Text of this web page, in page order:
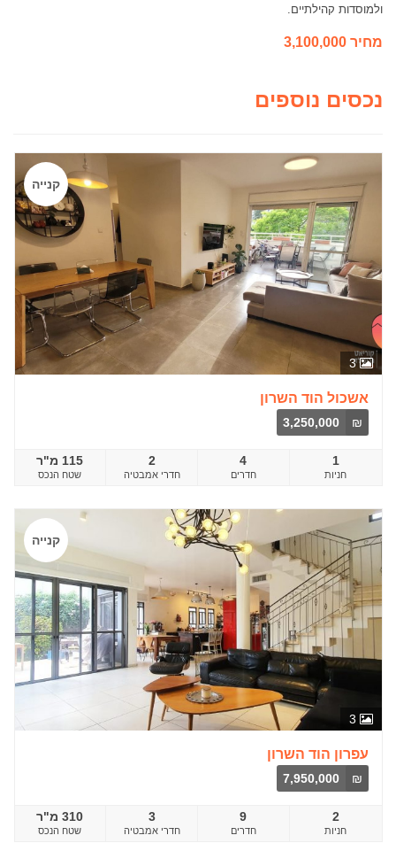
ולמוסדות קהילתיים.
מחיר 3,100,000
נכסים נוספים
3
קנייה
אשכול הוד השרון
₪
3,250,000
115 מ"ר
שטח הנכס
2
‎חדרי אמבטיה
4
חדרים
1
3
קנייה
עפרון הוד השרון
₪
7,950,000
310 מ"ר
שטח הנכס
3
‎חדרי אמבטיה
9
חדרים
2